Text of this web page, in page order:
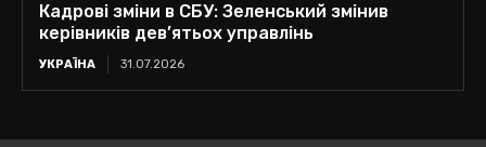
Кадрові зміни в СБУ: Зеленський змінив
керівників дев’ятьох управлінь
УКРАЇНА 31.07.2026